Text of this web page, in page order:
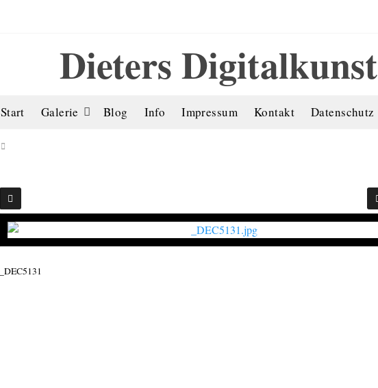
Dieters Digitalkunst
_DEC5131
Start Galerie Blog Info Impressum Kontakt Datenschutz